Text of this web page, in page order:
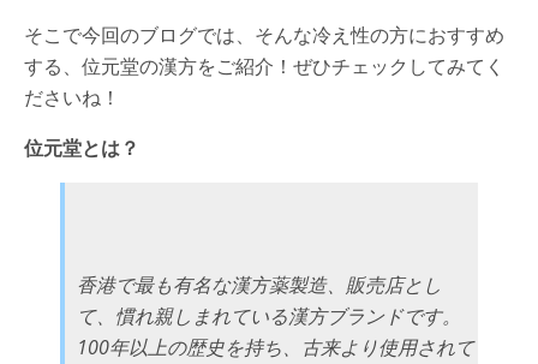
そこで今回のブログでは、そんな冷え性の方におすすめ
する、位元堂の漢方をご紹介！ぜひチェックしてみてく
ださいね！
位元堂とは？
香港で最も有名な漢方薬製造、販売店とし
て、慣れ親しまれている漢方ブランドです。
100年以上の歴史を持ち、古来より使用されて